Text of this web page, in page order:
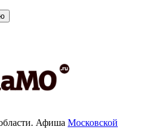
Афиша Московской